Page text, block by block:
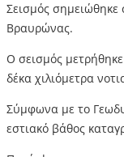
Σεισμός σημειώθηκε
Βραυρώνας.
Ο σεισμός
δέκα χιλιόμετρα
Σύμφωνα με το
εστιακό βάθος